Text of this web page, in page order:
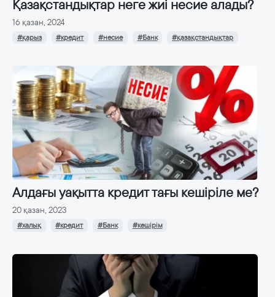
Қазақстандықтар неге жиі несие алады?
16 қазан, 2024
#қарыз #кредит #несие #Банк #қазақстандықтар
Алдағы уақытта кредит тағы кешіріле ме?
20 қазан, 2023
#халық #кредит #Банк #кешірім